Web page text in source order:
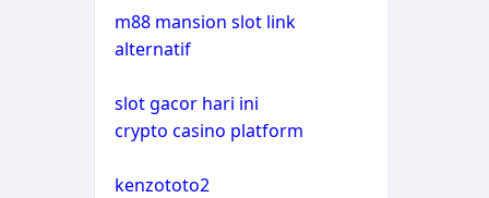
casino not on gamstop
casino not on gamstop
nové casino online
στοιχηματικες εταιριες
m88 mansion slot link
alternatif
slot gacor hari ini
crypto casino platform
kenzototo2